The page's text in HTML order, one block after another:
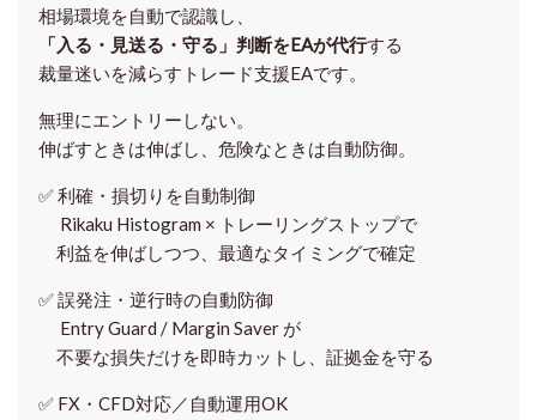
相場環境を自動で認識し、
「入る・見送る・守る」判断をEAが代行する
裁量迷いを減らすトレード支援EAです。
無理にエントリーしない。
伸ばすときは伸ばし、危険なときは自動防御。
✅利確・損切りを自動制御
Rikaku Histogram × トレーリングストップで
利益を伸ばしつつ、最適なタイミングで確定
✅誤発注・逆行時の自動防御
Entry Guard / Margin Saver が
不要な損失だけを即時カットし、証拠金を守る
✅ FX・CFD対応／自動運用OK